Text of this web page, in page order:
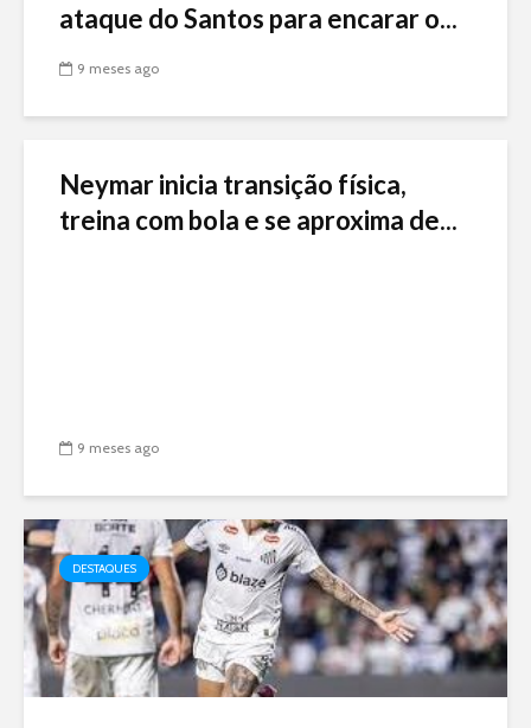
ataque do Santos para encarar o...
9 meses ago
Neymar inicia transição física,
treina com bola e se aproxima de...
9 meses ago
DESTAQUES